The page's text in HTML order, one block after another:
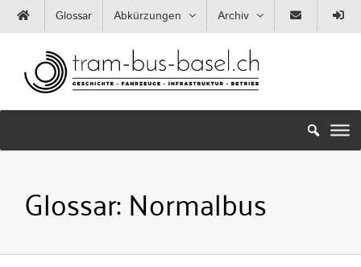
Zum
Inhalt
Glossar Abkürzungen Archiv
Glossar:Normalbus